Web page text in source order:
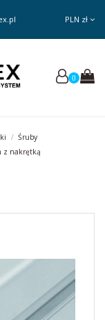
PLN zł
0
Śruby
z nakrętką